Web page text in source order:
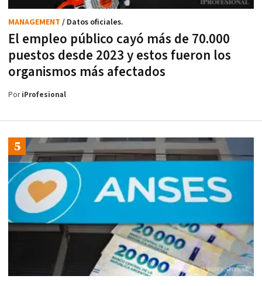
El empleo público cayó más de 70.000
puestos desde 2023 y estos fueron los
organismos más afectados
MANAGEMENT / Datos oficiales.
PoriProfesional